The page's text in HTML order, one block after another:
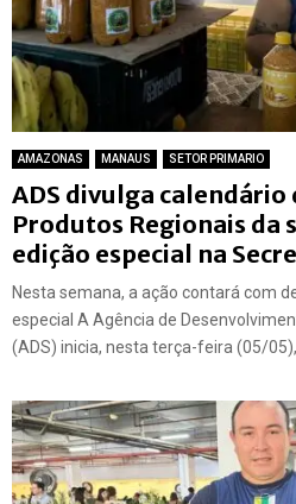
AMAZONAS MANAUS SETOR PRIMARIO
ADS divulga calendário
Produtos Regionais da
edição especial na
Nesta semana, a ação contará com
especial A Agência de
(ADS) inicia, nesta terça-feira (05/05),